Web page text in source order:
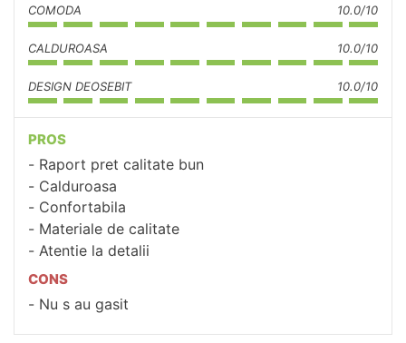
COMODA 10.0/10
CALDUROASA 10.0/10
DESIGN DEOSEBIT 10.0/10
PROS
Raport pret calitate bun
Calduroasa
Confortabila
Materiale de calitate
Atentie la detalii
CONS
Nu s au gasit